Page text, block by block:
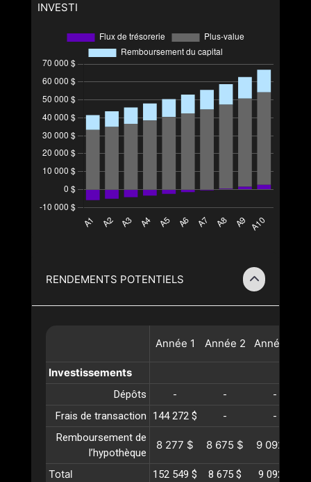
INVESTI
RENDEMENTS POTENTIELS
Année 1 Année 2 Année
Investissements
Dépôts - -
-
Frais de transaction
144 272 $ -
-
Remboursement de
l’hypothèque
8 277 $ 8 675 $ 9 092 $
Total 152 549 $ 8 675 $ 9 092 $